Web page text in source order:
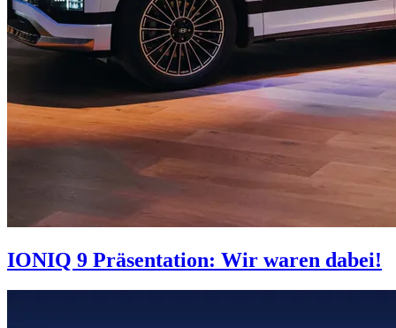
IONIQ 9 Präsentation: Wir waren dabei!